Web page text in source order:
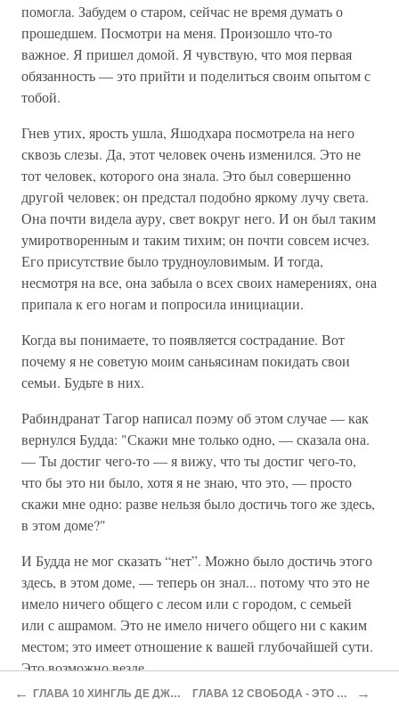
помогла. Забудем о старом, сейчас не время думать о
прошедшем. Посмотри на меня. Произошло что-то
важное. Я пришел домой. Я чувствую, что моя первая
обязанность — это прийти и поделиться своим опытом с
тобой.
Гнев утих, ярость ушла, Яшодхара посмотрела на него
сквозь слезы. Да, этот человек очень изменился. Это не
тот человек, которого она знала. Это был совершенно
другой человек; он предстал подобно яркому лучу света.
Она почти видела ауру, свет вокруг него. И он был таким
умиротворенным и таким тихим; он почти совсем исчез.
Его присутствие было трудноуловимым. И тогда,
несмотря на все, она забыла о всех своих намерениях, она
припала к его ногам и попросила инициации.
Когда вы понимаете, то появляется сострадание. Вот
почему я не советую моим саньясинам покидать свои
семьи. Будьте в них.
Рабиндранат Тагор написал поэму об этом случае — как
вернулся Будда: "Скажи мне только одно, — сказала она.
— Ты достиг чего-то — я вижу, что ты достиг чего-то,
что бы это ни было, хотя я не знаю, что это, — просто
скажи мне одно: разве нельзя было достичь того же здесь,
в этом доме?"
И Будда не мог сказать “нет”. Можно было достичь этого
здесь, в этом доме, — теперь он знал... потому что это не
имело ничего общего с лесом или с городом, с семьей
или с ашрамом. Это не имело ничего общего ни с каким
местом; это имеет отношение к вашей глубочайшей сути.
Это возможно везде.
Во-первых, вы начали ощущать, что ваш интерес к
← ГЛАВА 10 ХИНГЛЬ ДЕ ДЖИББИТИ ДЕ ДЖИЛИ ДЖИ ГЛАВА 12 СВОБОДА - ЭТО ВЕЛИЧАЙШАЯ ЦЕННОСТЬ →